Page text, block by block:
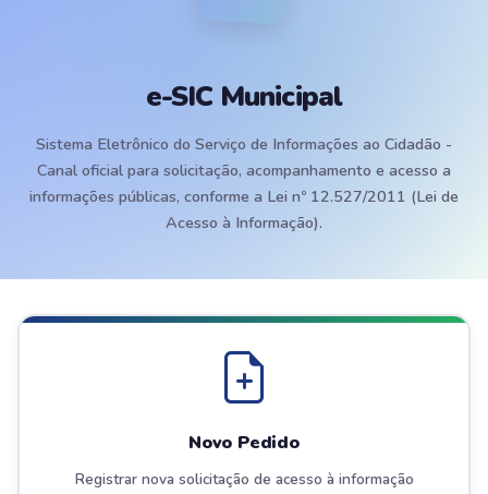
e-SIC Municipal
Sistema Eletrônico do Serviço de Informações ao Cidadão -
Canal oficial para solicitação, acompanhamento e acesso a
informações públicas, conforme a Lei nº 12.527/2011 (Lei de
Acesso à Informação).
Novo Pedido
Registrar nova solicitação de acesso à informação